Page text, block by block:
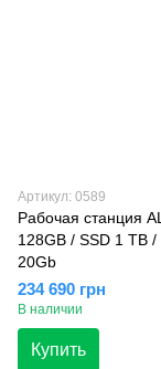
Артикул: 0589
Рабочая станция
128GB / SSD 1 TB
20Gb
234 690 грн
В наличии
Купить